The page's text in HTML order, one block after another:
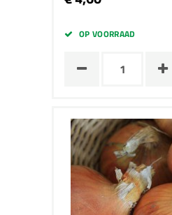
OP VOORRAAD